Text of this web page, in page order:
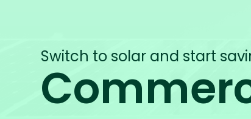
Switch to solar and start